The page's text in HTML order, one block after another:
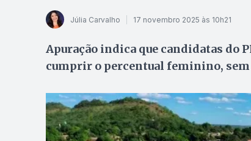
Júlia Carvalho 17 novembro 2025 às 10h21
Apuração indica que candidatas do
cumprir o percentual feminino,